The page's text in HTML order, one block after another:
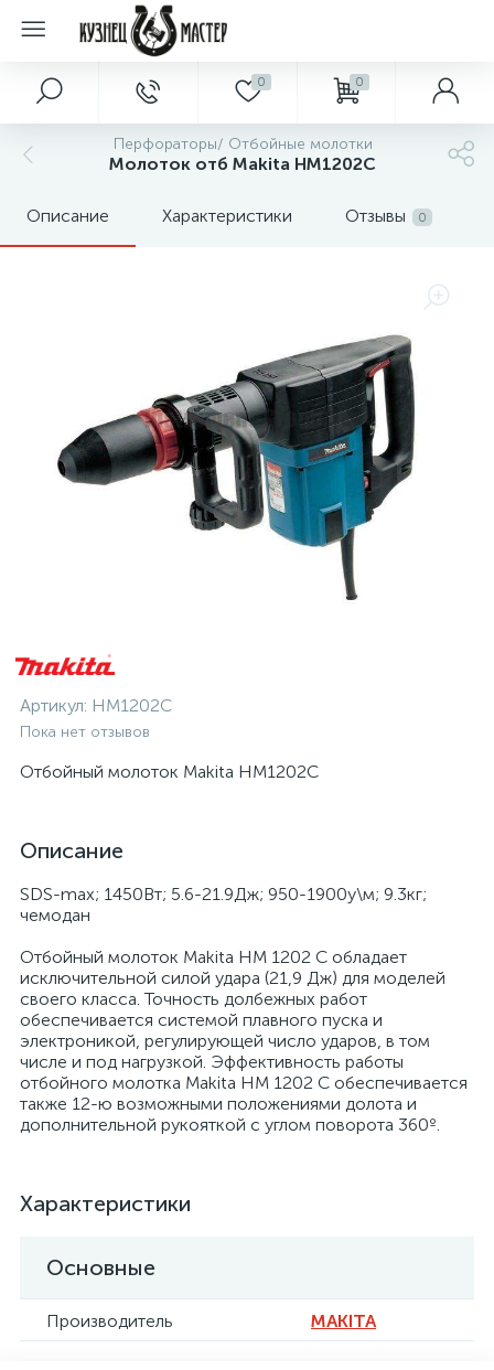
0 0
Перфораторы/ Отбойные молотки
Молоток отб Makita HM1202C
Описание Характеристики Отзывы 0
Артикул: HM1202C
Пока нет отзывов
Отбойный молоток Makita HM1202C
Описание
SDS-max; 1450Вт; 5.6-21.9Дж; 950-1900у\м; 9.3кг;
чемодан
Отбойный молоток Makita HM 1202 C обладает
исключительной силой удара (21,9 Дж) для моделей
своего класса. Точность долбежных работ
обеспечивается системой плавного пуска и
электроникой, регулирующей число ударов, в том
числе и под нагрузкой. Эффективность работы
отбойного молотка Makita HM 1202 C обеспечивается
также 12-ю возможными положениями долота и
дополнительной рукояткой с углом поворота 360º.
Характеристики
Основные
Производитель MAKITA